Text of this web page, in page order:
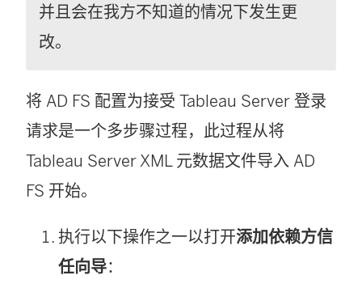
并且会在我方不知道的情况下发生更
改。
将 AD FS 配置为接受 Tableau Server 登录
请求是一个多步骤过程，此过程从将
Tableau Server XML 元数据文件导入 AD
FS 开始。
执行以下操作之一以打开添加依赖方信
任向导：